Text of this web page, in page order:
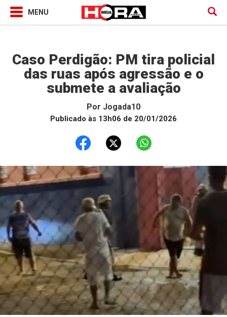
Caso Perdigão: PM tira policial
das ruas após agressão e o
submete a avaliação
Por Jogada10
Publicado às 13h06 de 20/01/2026